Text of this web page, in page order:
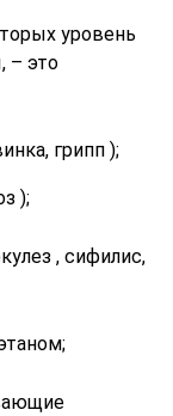
уровень
– это
грипп );
);
, сифилис,